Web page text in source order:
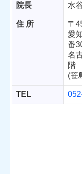
院長 水
住 所
〒
愛
番
名
階
(笹
TEL